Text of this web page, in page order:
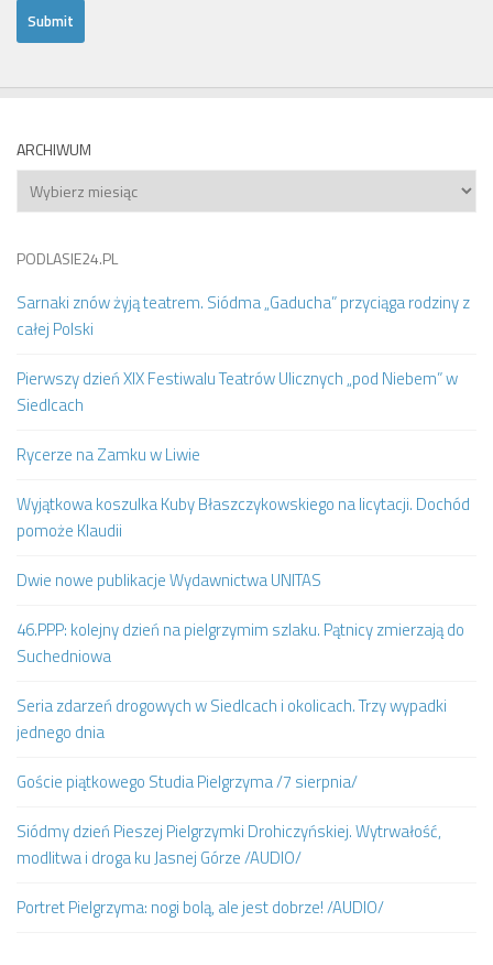
ARCHIWUM
Archiwum
PODLASIE24.PL
Sarnaki znów żyją teatrem. Siódma „Gaducha” przyciąga rodziny z
całej Polski
Pierwszy dzień XIX Festiwalu Teatrów Ulicznych „pod Niebem” w
Siedlcach
Rycerze na Zamku w Liwie
Wyjątkowa koszulka Kuby Błaszczykowskiego na licytacji. Dochód
pomoże Klaudii
Dwie nowe publikacje Wydawnictwa UNITAS
46.PPP: kolejny dzień na pielgrzymim szlaku. Pątnicy zmierzają do
Suchedniowa
Seria zdarzeń drogowych w Siedlcach i okolicach. Trzy wypadki
jednego dnia
Goście piątkowego Studia Pielgrzyma /7 sierpnia/
Siódmy dzień Pieszej Pielgrzymki Drohiczyńskiej. Wytrwałość,
modlitwa i droga ku Jasnej Górze /AUDIO/
Portret Pielgrzyma: nogi bolą, ale jest dobrze! /AUDIO/